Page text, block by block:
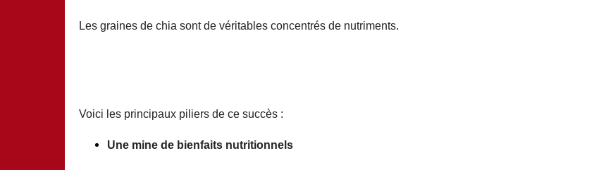
Les graines de chia sont de véritables concentrés de nutriments.
Voici les principaux piliers de ce succès :
Une mine de bienfaits nutritionnels